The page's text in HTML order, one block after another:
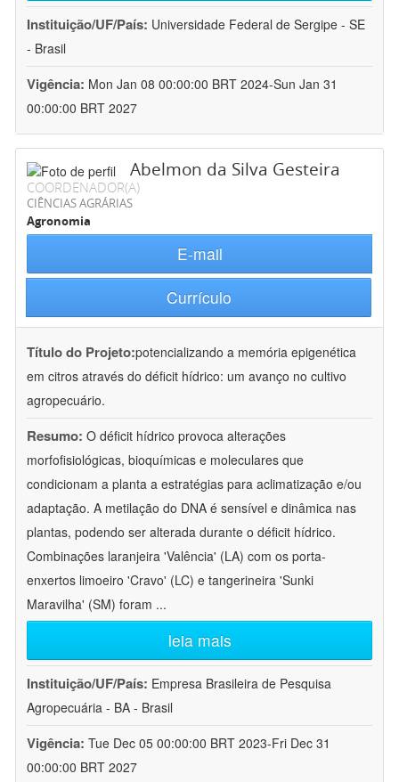
Instituição/UF/País: Universidade Federal de Sergipe - SE
- Brasil
Vigência: Mon Jan 08 00:00:00 BRT 2024-Sun Jan 31
00:00:00 BRT 2027
Abelmon da Silva Gesteira
COORDENADOR(A)
CIÊNCIAS AGRÁRIAS
Agronomia
E-mail
Currículo
Título do Projeto:potencializando a memória epigenética
em citros através do déficit hídrico: um avanço no cultivo
agropecuário.
Resumo: O déficit hídrico provoca alterações
morfofisiológicas, bioquímicas e moleculares que
condicionam a planta a estratégias para aclimatização e/ou
adaptação. A metilação do DNA é sensível e dinâmica nas
plantas, podendo ser alterada durante o déficit hídrico.
Combinações laranjeira 'Valência' (LA) com os porta-
enxertos limoeiro 'Cravo' (LC) e tangerineira 'Sunki
Maravilha' (SM) foram ...
leia mais
Instituição/UF/País: Empresa Brasileira de Pesquisa
Agropecuária - BA - Brasil
Vigência: Tue Dec 05 00:00:00 BRT 2023-Fri Dec 31
00:00:00 BRT 2027